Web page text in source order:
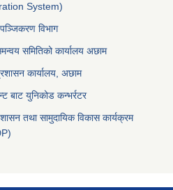
System)
विभाग
समितिको कार्यालय अछाम
कार्यालय, अछाम
बाट युनिकोड कन्भर्रटर
तथा सामुदायिक विकास कार्यक्रम